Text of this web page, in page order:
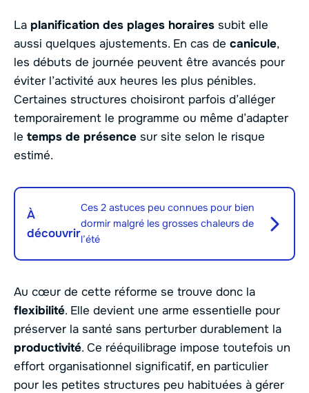
La planification des plages horaires subit elle
aussi quelques ajustements. En cas de canicule,
les débuts de journée peuvent être avancés pour
éviter l’activité aux heures les plus pénibles.
Certaines structures choisiront parfois d’alléger
temporairement le programme ou même d’adapter
le temps de présence sur site selon le risque
estimé.
À
découvrir
Ces 2 astuces peu connues pour bien
dormir malgré les grosses chaleurs de
l’été
Au cœur de cette réforme se trouve donc la
flexibilité. Elle devient une arme essentielle pour
préserver la santé sans perturber durablement la
productivité. Ce rééquilibrage impose toutefois un
effort organisationnel significatif, en particulier
pour les petites structures peu habituées à gérer